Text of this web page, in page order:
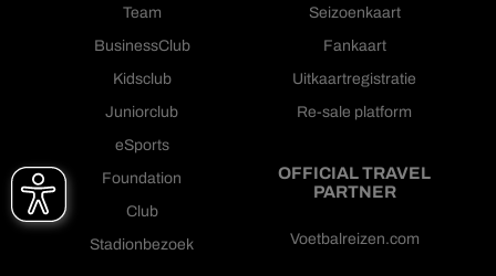
Team
BusinessClub
Kidsclub
Juniorclub
eSports
Foundation
Club
Stadionbezoek
Seizoenkaart
Fankaart
Uitkaartregistratie
Re-sale platform
OFFICIAL TRAVEL
PARTNER
Voetbalreizen.com